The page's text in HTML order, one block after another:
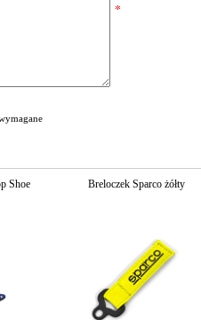
Shoe
Breloczek Sparco żółty